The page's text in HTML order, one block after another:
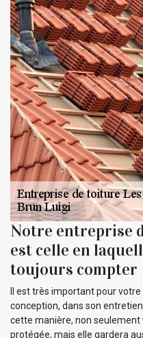
Notre entreprise
est celle en
toujours compter
Il est très important pour
conception, dans son
cette manière, non
protégée, mais elle gardera